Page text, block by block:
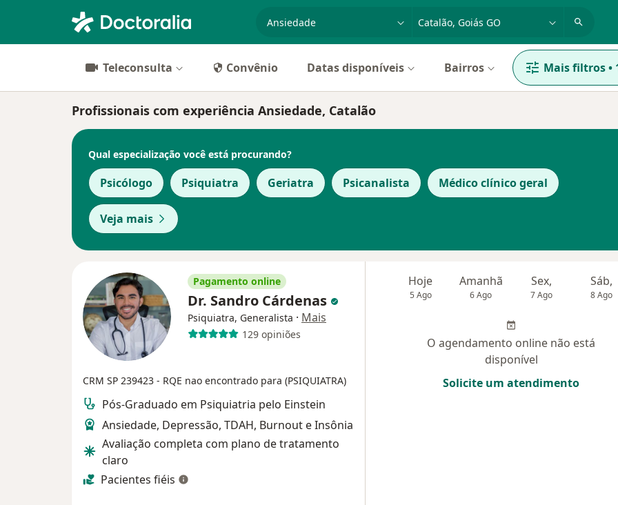
cidade ou região
Teleconsulta Convênio Datas disponíveis Bairros Mais filtros•
Profissionais com experiência Ansiedade, Catalão
Qual especialização você está procurando?
Psicólogo Psiquiatra Geriatra Psicanalista Médico clínico geral
Veja mais
Pagamento online
Dr. Sandro Cárdenas
Psiquiatra, Generalista · Mais
129 opiniões
CRM SP 239423 - RQE nao encontrado para (PSIQUIATRA)
Pós-Graduado em Psiquiatria pelo Einstein
Ansiedade, Depressão, TDAH, Burnout e Insônia
Avaliação completa com plano de tratamento
claro
Pacientes fiéis
Hoje
5 Ago
Amanhã
6 Ago
Sex,
7 Ago
Sáb,
8 Ago
O agendamento online não está
disponível
Solicite um atendimento